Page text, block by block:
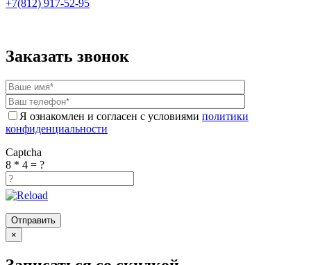
+7(812) 917-52-95
Заказать звонок
Я ознакомлен и согласен с условиями политики
конфиденциальности
Captcha
8 * 4 = ?
×